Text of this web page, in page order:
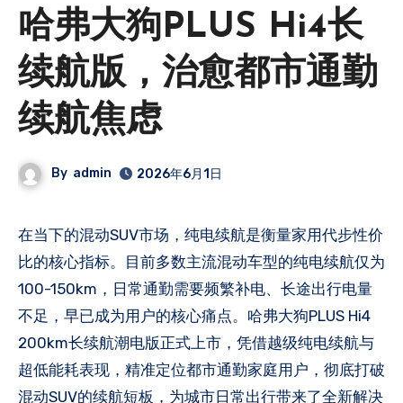
哈弗大狗PLUS Hi4长
续航版，治愈都市通勤
续航焦虑
By admin 2026年6月1日
在当下的混动SUV市场，纯电续航是衡量家用代步性价
比的核心指标。目前多数主流混动车型的纯电续航仅为
100-150km，日常通勤需要频繁补电、长途出行电量
不足，早已成为用户的核心痛点。哈弗大狗PLUS Hi4
200km长续航潮电版正式上市，凭借越级纯电续航与
超低能耗表现，精准定位都市通勤家庭用户，彻底打破
混动SUV的续航短板，为城市日常出行带来了全新解决